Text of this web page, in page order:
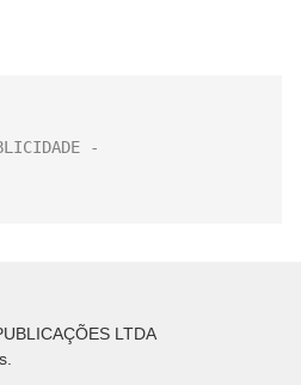
LTDA